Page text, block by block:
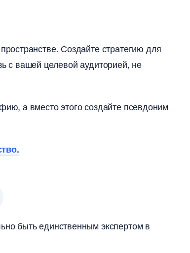
Создайте стратегию для
с вашей целевой аудиторией, не
а вместо этого создайте псевдоним
быть единственным экспертом